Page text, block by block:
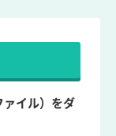
ァイル）をダ